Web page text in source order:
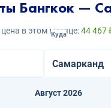
Бангкок —
в этом месяце:44 467
Куда
Август 2026